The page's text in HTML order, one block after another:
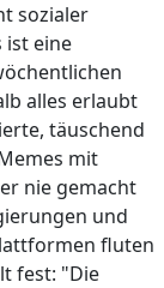
sozialer
ist eine
alles erlaubt
täuschend
mit
nie gemacht
und
fluten
fest: "Die